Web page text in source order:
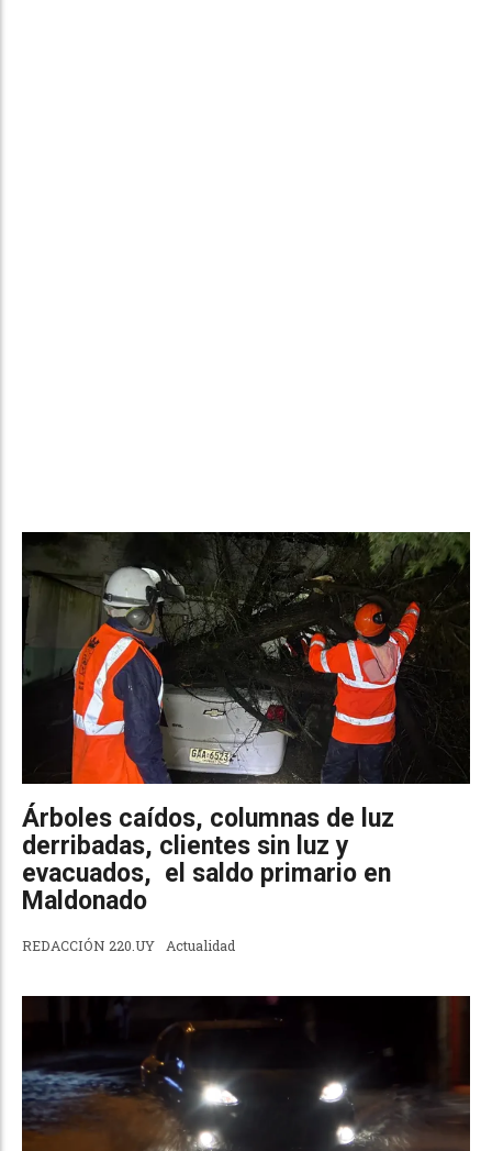
Árboles caídos, columnas de luz
derribadas, clientes sin luz y
evacuados, el saldo primario en
Maldonado
REDACCIÓN 220.UY Actualidad